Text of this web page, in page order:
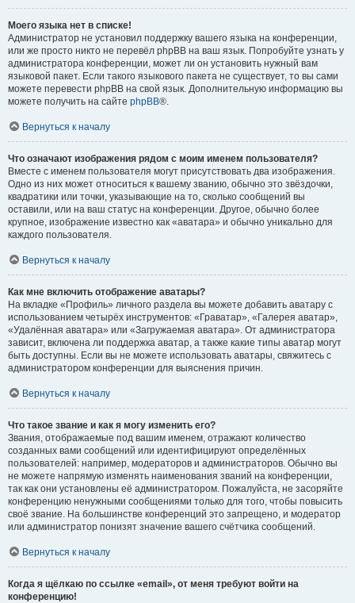
Моего языка нет в списке!
Администратор не установил поддержку вашего языка на конференции,
или же просто никто не перевёл phpBB на ваш язык. Попробуйте узнать у
администратора конференции, может ли он установить нужный вам
языковой пакет. Если такого языкового пакета не существует, то вы сами
можете перевести phpBB на свой язык. Дополнительную информацию вы
можете получить на сайте phpBB®.
Вернуться к началу
Что означают изображения рядом с моим именем пользователя?
Вместе с именем пользователя могут присутствовать два изображения.
Одно из них может относиться к вашему званию, обычно это звёздочки,
квадратики или точки, указывающие на то, сколько сообщений вы
оставили, или на ваш статус на конференции. Другое, обычно более
крупное, изображение известно как «аватара» и обычно уникально для
каждого пользователя.
Вернуться к началу
Как мне включить отображение аватары?
На вкладке «Профиль» личного раздела вы можете добавить аватару с
использованием четырёх инструментов: «Граватар», «Галерея аватар»,
«Удалённая аватара» или «Загружаемая аватара». От администратора
зависит, включена ли поддержка аватар, а также какие типы аватар могут
быть доступны. Если вы не можете использовать аватары, свяжитесь с
администратором конференции для выяснения причин.
Вернуться к началу
Что такое звание и как я могу изменить его?
Звания, отображаемые под вашим именем, отражают количество
созданных вами сообщений или идентифицируют определённых
пользователей: например, модераторов и администраторов. Обычно вы
не можете напрямую изменять наименования званий на конференции,
так как они установлены её администратором. Пожалуйста, не засоряйте
конференцию ненужными сообщениями только для того, чтобы повысить
своё звание. На большинстве конференций это запрещено, и модератор
или администратор понизят значение вашего счётчика сообщений.
Вернуться к началу
Когда я щёлкаю по ссылке «email», от меня требуют войти на
конференцию!